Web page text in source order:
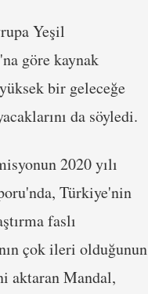
Yeşil
göre kaynak
bir geleceğe
da söyledi.
2020 yılı
Türkiye'nin
faslı
çok ileri olduğunun
aktaran Mandal,